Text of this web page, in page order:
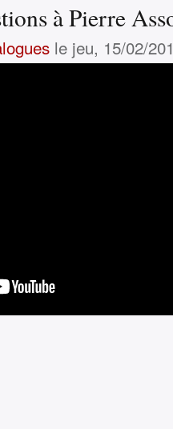
à Pierre
le jeu, 15/02/